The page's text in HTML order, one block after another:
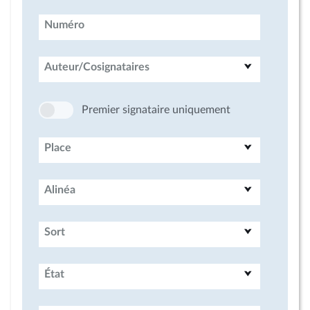
Numéro
Auteur/Cosignataires
Premier signataire uniquement
Place
Alinéa
Sort
État